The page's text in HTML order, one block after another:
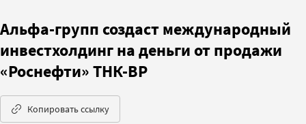
Альфа-групп создаст международный
инвестхолдинг на деньги от продажи
«Роснефти» ТНК-ВР
Копировать ссылку